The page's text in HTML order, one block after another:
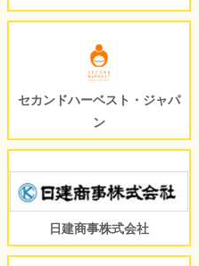
セカンドハーベスト・ジャパ
ン
日建商事株式会社